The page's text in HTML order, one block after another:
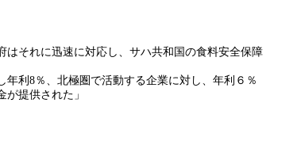
はそれに迅速に対応し、サハ共和国の食料安全保障
利8％、北極圏で活動する企業に対し、年利６％
提供された」